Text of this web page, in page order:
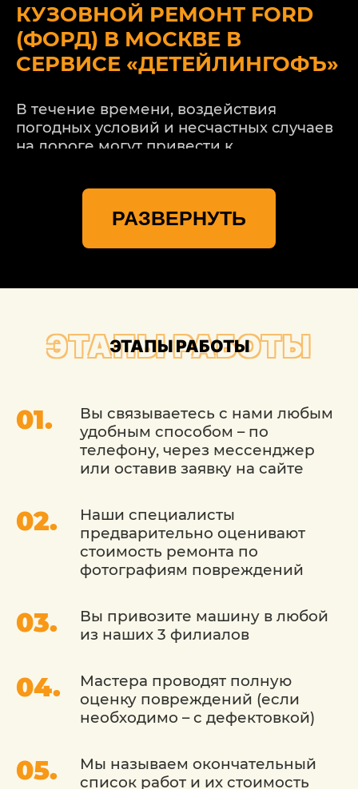
КУЗОВНОЙ РЕМОНТ FORD
(ФОРД) В МОСКВЕ В
СЕРВИСЕ «ДЕТЕЙЛИНГОФЪ»
В течение времени, воздействия
погодных условий и несчастных случаев
на дороге могут привести к
восстановление. Именно для этого
существует сервис «Детейлингофъ».
НАШИ КУЗОВНОЙ РЕМОНТ
ПРЕДОСТАВЛЯЮТ ВАМ
СЛЕДУЮЩИЕ
Профессионализм и опыт: Мы имеем
многолетний опыт в ремонте и
восстановлении кузовов. Наши мастера
обучены искусству кузовного ремонта и
Использование оригинальных деталей: Мы
гарантируем использование оригинальных
запасных деталей, чтобы восстановить ваш
автомобиль до заводского стандарта.
оборудованы последними технологиями и
инструментами, что позволяет нам
Гарантия качества: Мы уверены в качестве
наших услуг и предоставляем гарантию на
выполненную работу.
Сервис «Детейлингофъ» - это место, где
РАЗВЕРНУТЬ
ЭТАПЫ РАБОТЫ
ЭТАПЫ РАБОТЫ
Вы связываетесь с нами любым
удобным способом – по
телефону, через мессенджер
или оставив заявку на сайте
Наши специалисты
предварительно оценивают
стоимость ремонта по
фотографиям повреждений
Вы привозите машину в любой
из наших 3 филиалов
Мастера проводят полную
оценку повреждений (если
необходимо – с дефектовкой)
Мы называем окончательный
список работ и их стоимость